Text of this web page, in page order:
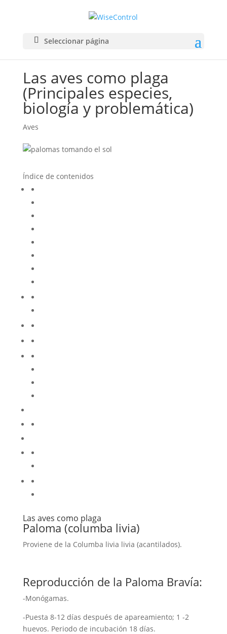
Seleccionar página
Las aves como plaga
(Principales especies,
biología y problemática)
Aves
Índice de contenidos
Las aves como plaga
Paloma (columba livia)
Proviene de la Columba livia livia (acantilados).
Reproducción de la Paloma Bravía:
-Monógamas.
-Puesta 8-12 días después de apareamiento; 1 -2
huevos. Periodo de incubación 18 días.